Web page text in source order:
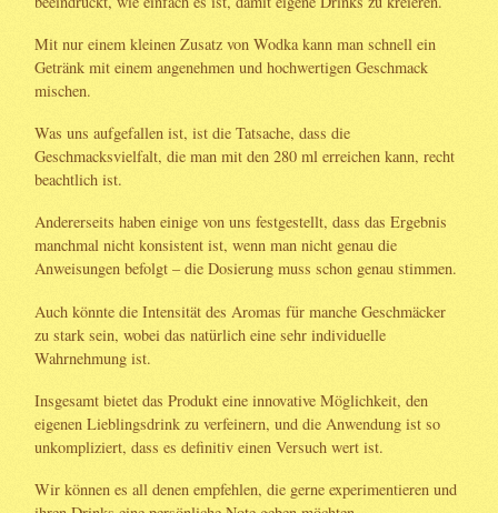
Mit nur einem kleinen Zusatz von Wodka kann man schnell ein
Getränk mit einem angenehmen und hochwertigen Geschmack
mischen.
Was uns aufgefallen ist, ist die Tatsache, dass die
Geschmacksvielfalt, die man mit den 280 ml erreichen kann, recht
beachtlich ist.
Andererseits haben einige von uns festgestellt, dass das Ergebnis
manchmal nicht konsistent ist, wenn man nicht genau die
Anweisungen befolgt – die Dosierung muss schon genau stimmen.
Auch könnte die Intensität des Aromas für manche Geschmäcker
zu stark sein, wobei das natürlich eine sehr individuelle
Wahrnehmung ist.
Insgesamt bietet das Produkt eine innovative Möglichkeit, den
eigenen Lieblingsdrink zu verfeinern, und die Anwendung ist so
unkompliziert, dass es definitiv einen Versuch wert ist.
Wir können es all denen empfehlen, die gerne experimentieren und